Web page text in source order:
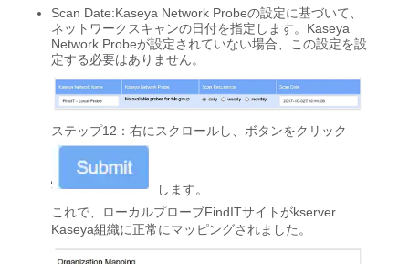
Scan Date:Kaseya Network Probeの設定に基づいて、
ネットワークスキャンの日付を指定します。Kaseya
Network Probeが設定されていない場合、この設定を設
定する必要はありません。
ステップ12：右にスクロールし、ボタンをクリック
します。
これで、ローカルプローブFindITサイトがkserver
Kaseya組織に正常にマッピングされました。